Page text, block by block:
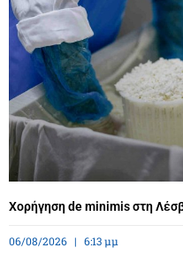
Χορήγηση de minimis στη
06/08/2026 6:13 μμ